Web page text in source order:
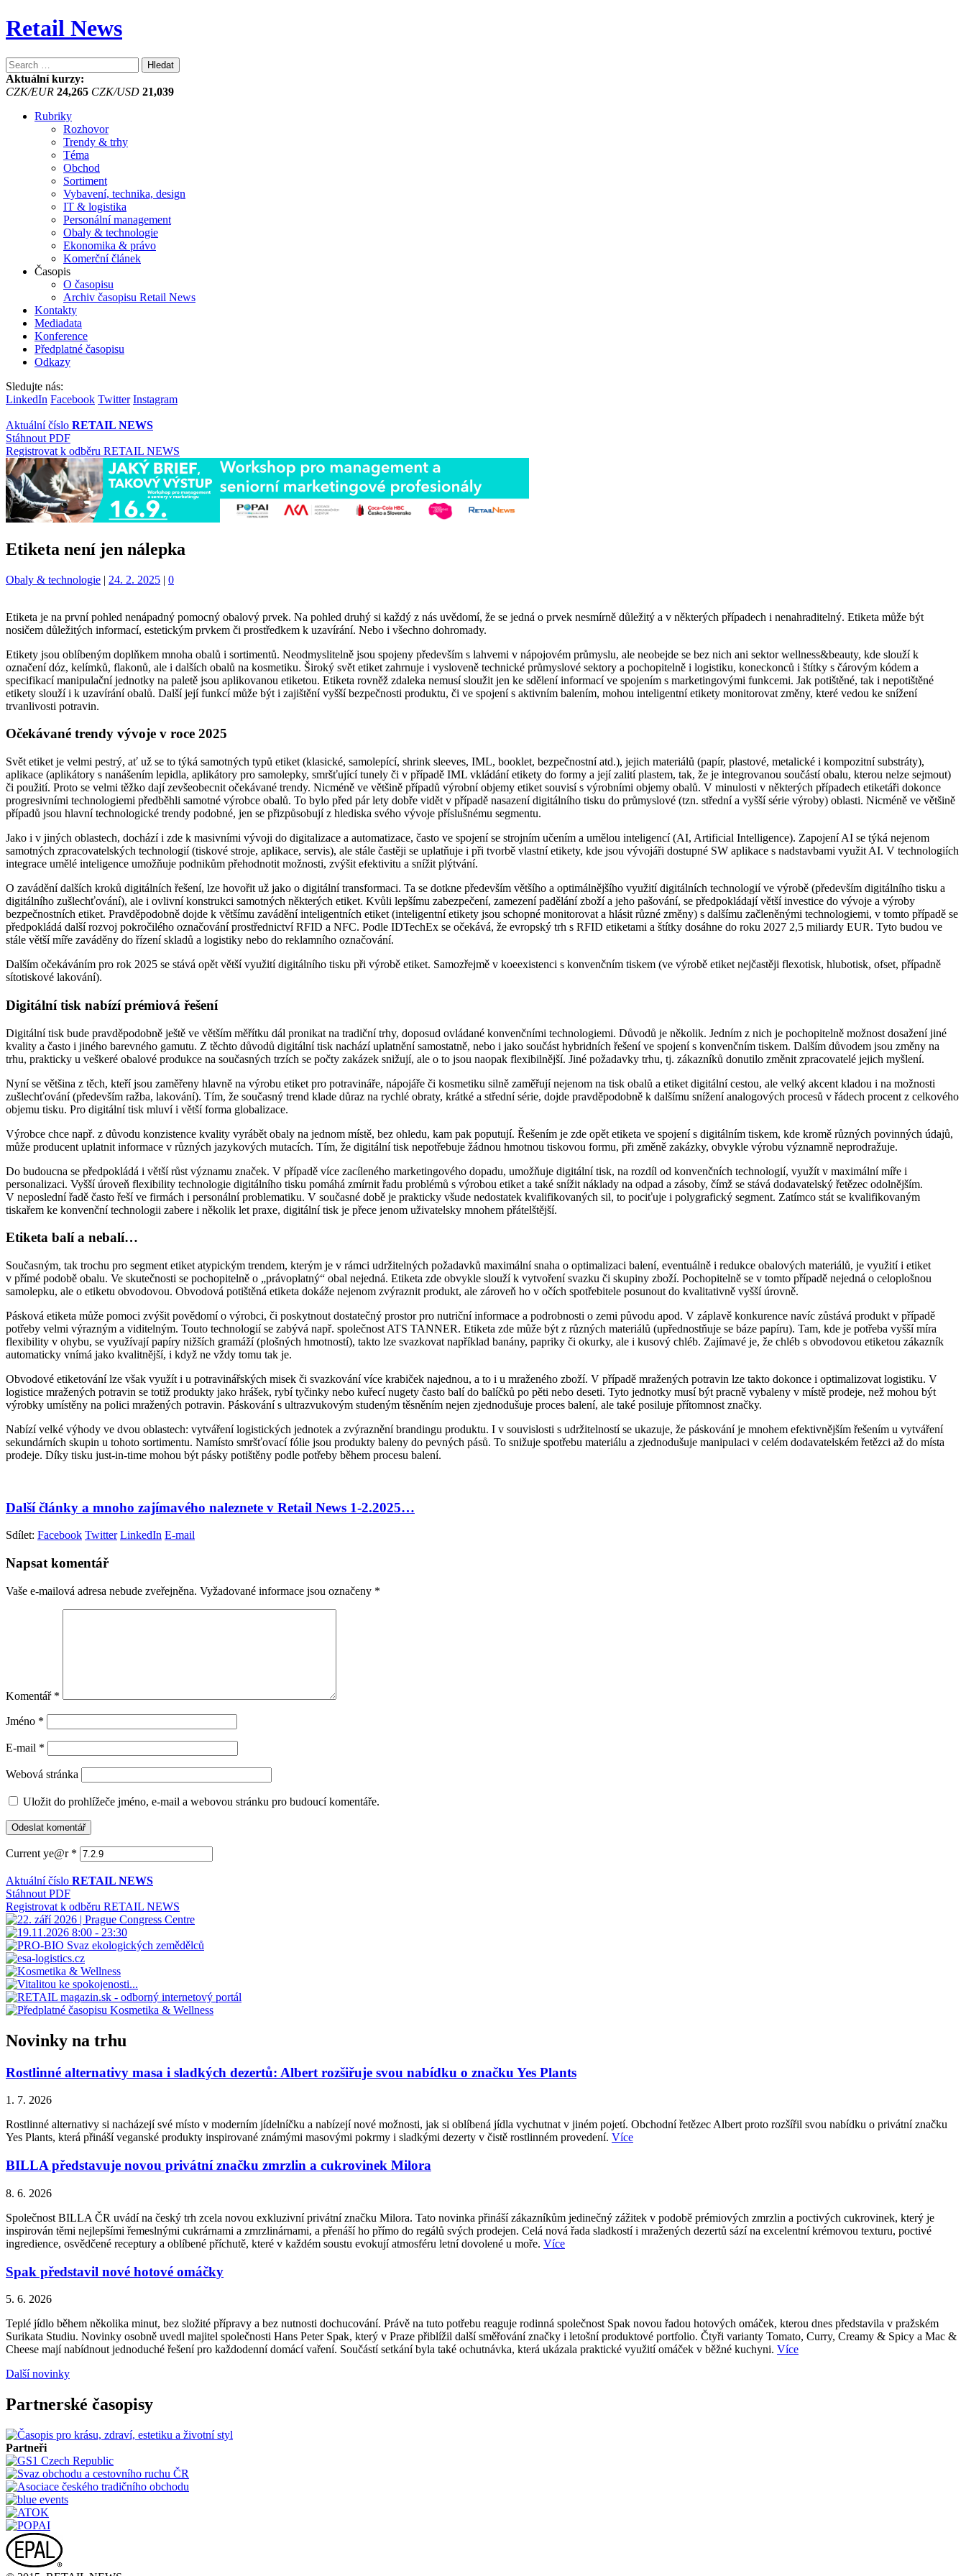
Retail News
Vyhledávání
Aktuální kurzy:
CZK/EUR 24,265 CZK/USD 21,039
Rubriky
Rozhovor
Trendy & trhy
Téma
Obchod
Sortiment
Vybavení, technika, design
IT & logistika
Personální management
Obaly & technologie
Ekonomika & právo
Komerční článek
Časopis
O časopisu
Archiv časopisu Retail News
Kontakty
Mediadata
Konference
Předplatné časopisu
Odkazy
Sledujte nás:
LinkedIn Facebook Twitter Instagram
Aktuální číslo RETAIL NEWS
Stáhnout PDF
Registrovat k odběru RETAIL NEWS
Etiketa není jen nálepka
Kategorie:
Obaly & technologie | 24. 2. 2025 | 0
Etiketa je na první pohled nenápadný pomocný obalový prvek. Na pohled druhý si každý z nás uvědomí, že se jedná o prvek nesmírně důležitý a v některých případech i nenahraditelný. Etiketa může být
nosičem důležitých informací, estetickým prvkem či prostředkem k uzavírání. Nebo i všechno dohromady.
Etikety jsou oblíbeným doplňkem mnoha obalů i sortimentů. Neodmyslitelně jsou spojeny především s lahvemi v nápojovém průmyslu, ale neobejde se bez nich ani sektor wellness&beauty, kde slouží k
označení dóz, kelímků, flakonů, ale i dalších obalů na kosmetiku. Široký svět etiket zahrnuje i vysloveně technické průmyslové sektory a pochopitelně i logistiku, koneckonců i štítky s čárovým kódem a
specifikací manipulační jednotky na paletě jsou aplikovanou etiketou. Etiketa rovněž zdaleka nemusí sloužit jen ke sdělení informací ve spojením s marketingovými funkcemi. Jak potištěné, tak i nepotištěné
etikety slouží i k uzavírání obalů. Další její funkcí může být i zajištění vyšší bezpečnosti produktu, či ve spojení s aktivním balením, mohou inteligentní etikety monitorovat změny, které vedou ke snížení
trvanlivosti potravin.
Očekávané trendy vývoje v roce 2025
Svět etiket je velmi pestrý, ať už se to týká samotných typů etiket (klasické, samolepící, shrink sleeves, IML, booklet, bezpečnostní atd.), jejich materiálů (papír, plastové, metalické i kompozitní substráty),
aplikace (aplikátory s nanášením lepidla, aplikátory pro samolepky, smršťující tunely či v případě IML vkládání etikety do formy a její zalití plastem, tak, že je integrovanou součástí obalu, kterou nelze sejmout)
či použití. Proto se velmi těžko dají zevšeobecnit očekávané trendy. Nicméně ve většině případů výrobní objemy etiket souvisí s výrobními objemy obalů. V minulosti v některých případech etiketáři dokonce
progresivními technologiemi předběhli samotné výrobce obalů. To bylo před pár lety dobře vidět v případě nasazení digitálního tisku do průmyslové (tzn. střední a vyšší série výroby) oblasti. Nicméně ve většině
případů jsou hlavní technologické trendy podobné, jen se přizpůsobují z hlediska svého vývoje příslušnému segmentu.
Jako i v jiných oblastech, dochází i zde k masivními vývoji do digitalizace a automatizace, často ve spojení se strojním učením a umělou inteligencí (AI, Artificial Intelligence). Zapojení AI se týká nejenom
samotných zpracovatelských technologií (tiskové stroje, aplikace, servis), ale stále častěji se uplatňuje i při tvorbě vlastní etikety, kde jsou vývojáři dostupné SW aplikace s nadstavbami využit AI. V technologiích
integrace umělé inteligence umožňuje podnikům přehodnotit možnosti, zvýšit efektivitu a snížit plýtvání.
O zavádění dalších kroků digitálních řešení, lze hovořit už jako o digitální transformaci. Ta se dotkne především většího a optimálnějšího využití digitálních technologií ve výrobě (především digitálního tisku a
digitálního zušlechťování), ale i ovlivní konstrukci samotných některých etiket. Kvůli lepšímu zabezpečení, zamezení padělání zboží a jeho pašování, se předpokládají větší investice do vývoje a výroby
bezpečnostních etiket. Pravděpodobně dojde k většímu zavádění inteligentních etiket (inteligentní etikety jsou schopné monitorovat a hlásit různé změny) s dalšímu začleněnými technologiemi, v tomto případě se
předpokládá další rozvoj pokročilého označování prostřednictví RFID a NFC. Podle IDTechEx se očekává, že evropský trh s RFID etiketami a štítky dosáhne do roku 2027 2,5 miliardy EUR. Tyto budou ve
stále větší míře zaváděny do řízení skladů a logistiky nebo do reklamního označování.
Dalším očekáváním pro rok 2025 se stává opět větší využití digitálního tisku při výrobě etiket. Samozřejmě v koeexistenci s konvenčním tiskem (ve výrobě etiket nejčastěji flexotisk, hlubotisk, ofset, případně
sítotiskové lakování).
Digitální tisk nabízí prémiová řešení
Digitální tisk bude pravděpodobně ještě ve větším měřítku dál pronikat na tradiční trhy, doposud ovládané konvenčními technologiemi. Důvodů je několik. Jedním z nich je pochopitelně možnost dosažení jiné
kvality a často i jiného barevného gamutu. Z těchto důvodů digitální tisk nachází uplatnění samostatně, nebo i jako součást hybridních řešení ve spojení s konvenčním tiskem. Dalším důvodem jsou změny na
trhu, prakticky u veškeré obalové produkce na současných trzích se počty zakázek snižují, ale o to jsou naopak flexibilnější. Jiné požadavky trhu, tj. zákazníků donutilo změnit zpracovatelé jejich myšlení.
Nyní se většina z těch, kteří jsou zaměřeny hlavně na výrobu etiket pro potravináře, nápojáře či kosmetiku silně zaměřují nejenom na tisk obalů a etiket digitální cestou, ale velký akcent kladou i na možnosti
zušlechťování (především ražba, lakování). Tím, že současný trend klade důraz na rychlé obraty, krátké a střední série, dojde pravděpodobně k dalšímu snížení analogových procesů v řádech procent z celkového
objemu tisku. Pro digitální tisk mluví i větší forma globalizace.
Výrobce chce např. z důvodu konzistence kvality vyrábět obaly na jednom místě, bez ohledu, kam pak poputují. Řešením je zde opět etiketa ve spojení s digitálním tiskem, kde kromě různých povinných údajů,
může producent uplatnit informace v různých jazykových mutacích. Tím, že digitální tisk nepotřebuje žádnou hmotnou tiskovou formu, při změně zakázky, obvykle výrobu významně neprodražuje.
Do budoucna se předpokládá i větší růst významu značek. V případě více zacíleného marketingového dopadu, umožňuje digitální tisk, na rozdíl od konvenčních technologií, využít v maximální míře i
personalizaci. Vyšší úroveň flexibility technologie digitálního tisku pomáhá zmírnit řadu problémů s výrobou etiket a také snížit náklady na odpad a zásoby, čímž se stává dodavatelský řetězec odolnějším.
V neposlední řadě často řeší ve firmách i personální problematiku. V současné době je prakticky všude nedostatek kvalifikovaných sil, to pociťuje i polygrafický segment. Zatímco stát se kvalifikovaným
tiskařem ke konvenční technologii zabere i několik let praxe, digitální tisk je přece jenom uživatelsky mnohem přátelštější.
Etiketa balí a nebalí…
Současným, tak trochu pro segment etiket atypickým trendem, kterým je v rámci udržitelných požadavků maximální snaha o optimalizaci balení, eventuálně i redukce obalových materiálů, je využití i etiket
v přímé podobě obalu. Ve skutečnosti se pochopitelně o „právoplatný“ obal nejedná. Etiketa zde obvykle slouží k vytvoření svazku či skupiny zboží. Pochopitelně se v tomto případě nejedná o celoplošnou
samolepku, ale o etiketu obvodovou. Obvodová potištěná etiketa dokáže nejenom zvýraznit produkt, ale zároveň ho v očích spotřebitele posunout do kvalitativně vyšší úrovně.
Pásková etiketa může pomoci zvýšit povědomí o výrobci, či poskytnout dostatečný prostor pro nutriční informace a podrobnosti o zemi původu apod. V záplavě konkurence navíc zůstává produkt v případě
potřeby velmi výrazným a viditelným. Touto technologií se zabývá např. společnost ATS TANNER. Etiketa zde může být z různých materiálů (upřednostňuje se báze papíru). Tam, kde je potřeba vyšší míra
flexibility v ohybu, se využívají papíry nižších gramáží (plošných hmotností), takto lze svazkovat například banány, papriky či okurky, ale i kusový chléb. Zajímavé je, že chléb s obvodovou etiketou zákazník
automaticky vnímá jako kvalitnější, i když ne vždy tomu tak je.
Obvodové etiketování lze však využít i u potravinářských misek či svazkování více krabiček najednou, a to i u mraženého zboží. V případě mražených potravin lze takto dokonce i optimalizovat logistiku. V
logistice mražených potravin se totiž produkty jako hrášek, rybí tyčinky nebo kuřecí nugety často balí do balíčků po pěti nebo deseti. Tyto jednotky musí být pracně vybaleny v místě prodeje, než mohou být
výrobky umístěny na polici mražených potravin. Páskování s ultrazvukovým studeným těsněním nejen zjednodušuje proces balení, ale také posiluje přítomnost značky.
Nabízí velké výhody ve dvou oblastech: vytváření logistických jednotek a zvýraznění brandingu produktu. I v souvislosti s udržitelností se ukazuje, že páskování je mnohem efektivnějším řešením u vytváření
sekundárních skupin u tohoto sortimentu. Namísto smršťovací fólie jsou produkty baleny do pevných pásů. To snižuje spotřebu materiálu a zjednodušuje manipulaci v celém dodavatelském řetězci až do místa
prodeje. Díky tisku just-in-time mohou být pásky potištěny podle potřeby během procesu balení.
Další články a mnoho zajímavého naleznete v Retail News 1-2.2025…
Sdílet: Facebook Twitter LinkedIn E-mail
Napsat komentář
Vaše e-mailová adresa nebude zveřejněna. Vyžadované informace jsou označeny *
Komentář *
Jméno *
E-mail *
Webová stránka
Uložit do prohlížeče jméno, e-mail a webovou stránku pro budoucí komentáře.
Current ye@r *
Aktuální číslo RETAIL NEWS
Stáhnout PDF
Registrovat k odběru RETAIL NEWS
Novinky na trhu
Rostlinné alternativy masa i sladkých dezertů: Albert rozšiřuje svou nabídku o značku Yes Plants
1. 7. 2026
Rostlinné alternativy si nacházejí své místo v moderním jídelníčku a nabízejí nové možnosti, jak si oblíbená jídla vychutnat v jiném pojetí. Obchodní řetězec Albert proto rozšířil svou nabídku o privátní značku
Yes Plants, která přináší veganské produkty inspirované známými masovými pokrmy i sladkými dezerty v čistě rostlinném provedení. Více
BILLA představuje novou privátní značku zmrzlin a cukrovinek Milora
8. 6. 2026
Společnost BILLA ČR uvádí na český trh zcela novou exkluzivní privátní značku Milora. Tato novinka přináší zákazníkům jedinečný zážitek v podobě prémiových zmrzlin a poctivých cukrovinek, který je
inspirován těmi nejlepšími řemeslnými cukrárnami a zmrzlinárnami, a přenáší ho přímo do regálů svých prodejen. Celá nová řada sladkostí i mražených dezertů sází na excelentní krémovou texturu, poctivé
ingredience, osvědčené receptury a oblíbené příchutě, které v každém soustu evokují atmosféru letní dovolené u moře. Více
Spak představil nové hotové omáčky
5. 6. 2026
Teplé jídlo během několika minut, bez složité přípravy a bez nutnosti dochucování. Právě na tuto potřebu reaguje rodinná společnost Spak novou řadou hotových omáček, kterou dnes představila v pražském
Surikata Studiu. Novinky osobně uvedl majitel společnosti Hans Peter Spak, který v Praze přiblížil další směřování značky i letošní produktové portfolio. Čtyři varianty Tomato, Curry, Creamy & Spicy a Mac &
Cheese mají nabídnout jednoduché řešení pro každodenní domácí vaření. Součástí setkání byla také ochutnávka, která ukázala praktické využití omáček v běžné kuchyni. Více
Další novinky
Partnerské časopisy
Partneři